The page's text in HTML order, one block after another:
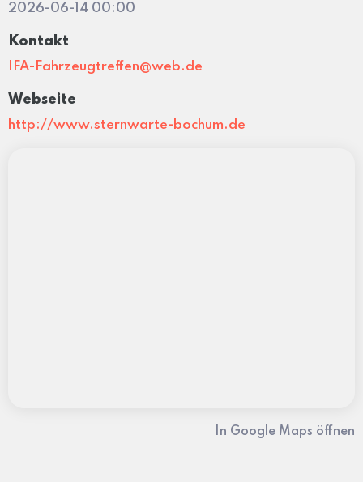
2026-06-14 00:00
Kontakt
IFA-Fahrzeugtreffen@web.de
Webseite
http://www.sternwarte-bochum.de
In Google Maps öffnen